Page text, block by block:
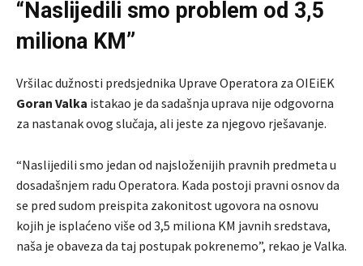
“Naslijedili smo problem od 3,5
miliona KM”
Vršilac dužnosti predsjednika Uprave Operatora za OIEiEK
Goran Valka istakao je da sadašnja uprava nije odgovorna
za nastanak ovog slučaja, ali jeste za njegovo rješavanje.
“Naslijedili smo jedan od najsloženijih pravnih predmeta u
dosadašnjem radu Operatora. Kada postoji pravni osnov da
se pred sudom preispita zakonitost ugovora na osnovu
kojih je isplaćeno više od 3,5 miliona KM javnih sredstava,
naša je obaveza da taj postupak pokrenemo”, rekao je Valka.